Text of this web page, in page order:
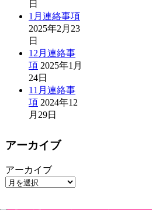
日
1月連絡事項
2025年2月23
日
12月連絡事
項 2025年1月
24日
11月連絡事
項 2024年12
月29日
アーカイブ
アーカイブ